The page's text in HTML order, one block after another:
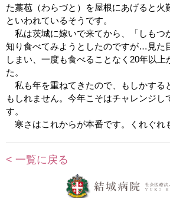
た藁苞（わらづと）を屋根にあげると火
といわれているそうです。
私は茨城に嫁いで来てから、「しもつ
知り食べてみようとしたのですが…見た
しまい、一度も食べることなく20年以上
た。
私も年を重ねてきたので、もしかする
もしれません。今年こそはチャレンジし
す。
寒さはこれからが本番です。くれぐれ
< 一覧に戻る